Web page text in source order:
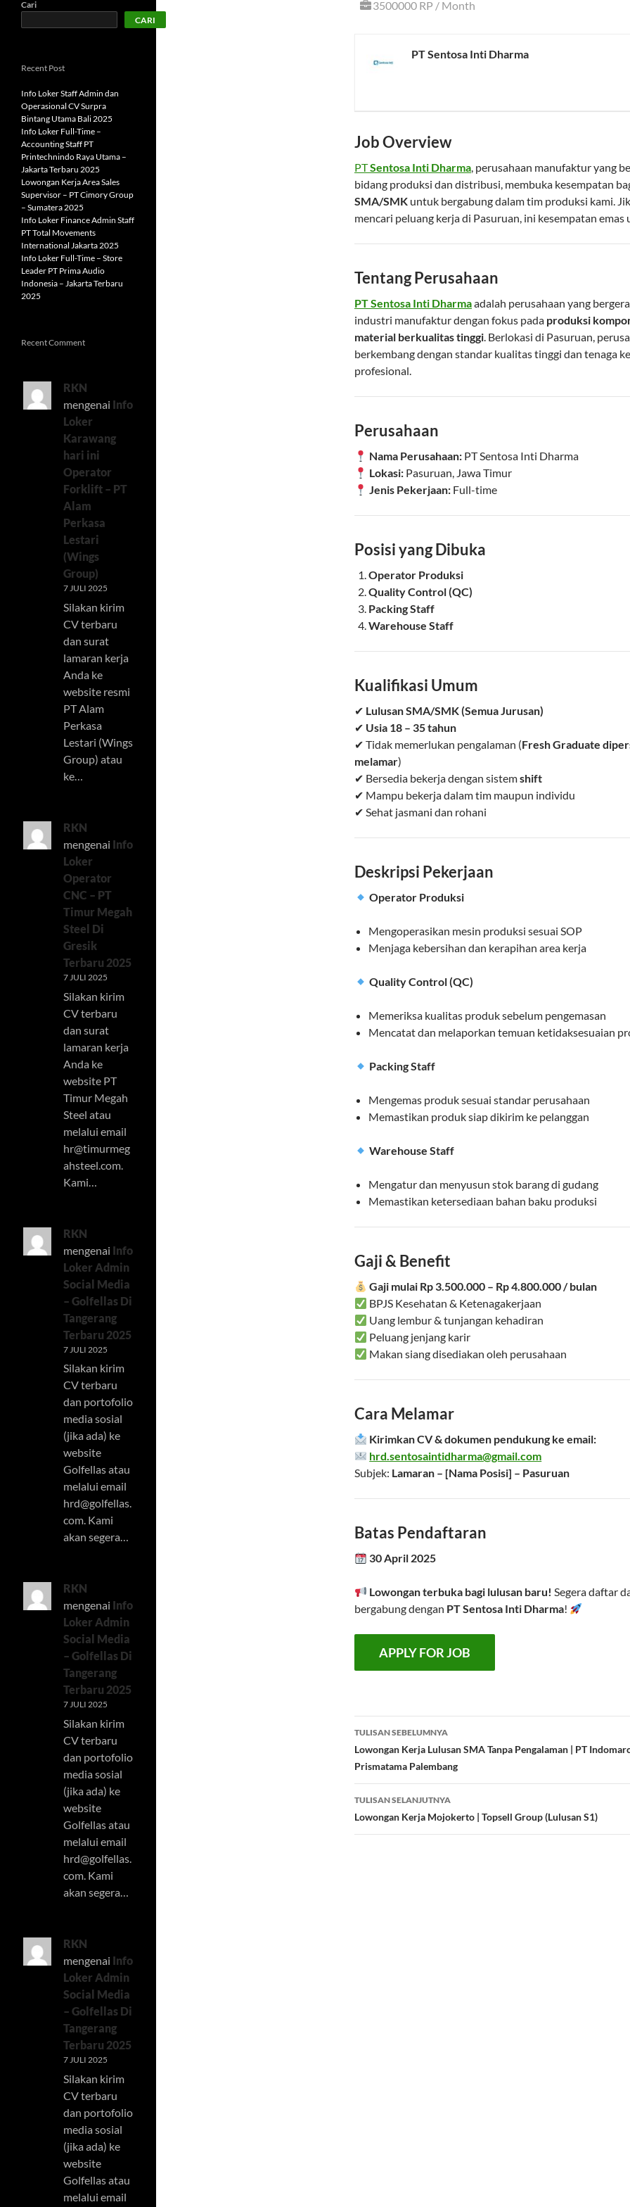
3500000 RP / Month
PT Sentosa Inti Dharma
Job Overview
PTSentosa Inti Dharma, perusahaan manufaktur yang
bidang produksi dan distribusi, membuka kesempatan
SMA/SMK untuk bergabung dalam tim produksi kami.
mencari peluang kerja di Pasuruan, ini kesempatan emas
Tentang Perusahaan
PT Sentosa Inti Dharmaadalah perusahaan yang
industri manufaktur dengan fokus pada produksi
material berkualitas tinggi. Berlokasi di Pasuruan,
berkembang dengan standar kualitas tinggi dan tenaga
profesional.
Perusahaan
Nama Perusahaan: PT Sentosa Inti Dharma
Lokasi: Pasuruan, Jawa Timur
Jenis Pekerjaan: Full-time
Posisi yang Dibuka
Operator Produksi
Quality Control (QC)
Packing Staff
Warehouse Staff
Kualifikasi Umum
✔ Lulusan SMA/SMK (Semua Jurusan)
✔ Usia 18 – 35 tahun
✔ Tidak memerlukan pengalaman (Fresh Graduate
melamar)
✔ Bersedia bekerja dengan sistemshift
✔ Mampu bekerja dalam tim maupun individu
✔ Sehat jasmani dan rohani
Deskripsi Pekerjaan
Operator Produksi
Mengoperasikan mesin produksi sesuai SOP
Menjaga kebersihan dan kerapihan area kerja
Quality Control (QC)
Memeriksa kualitas produk sebelum pengemasan
Mencatat dan melaporkan temuan ketidaksesuaian
Packing Staff
Mengemas produk sesuai standar perusahaan
Memastikan produk siap dikirim ke pelanggan
Warehouse Staff
Mengatur dan menyusun stok barang di gudang
Memastikan ketersediaan bahan baku produksi
Gaji & Benefit
Gaji mulai Rp 3.500.000 – Rp 4.800.000 / bulan
BPJS Kesehatan & Ketenagakerjaan
Uang lembur & tunjangan kehadiran
Peluang jenjang karir
Makan siang disediakan oleh perusahaan
Cara Melamar
Kirimkan CV & dokumen pendukung ke email:
hrd.sentosaintidharma@gmail.com
Subjek: Lamaran – [Nama Posisi] – Pasuruan
Batas Pendaftaran
30 April 2025
Lowongan terbuka bagi lulusan baru! Segera daftar
bergabung dengan PT Sentosa Inti Dharma!
Navigasi
Tulisan
TULISAN SEBELUMNYA
Lowongan Kerja Lulusan SMA Tanpa Pengalaman | PT
Prismatama Palembang
TULISAN SELANJUTNYA
Lowongan Kerja Mojokerto | Topsell Group (Lulusan S1)
Cari
CARI
Recent Post
Info Loker Staff Admin dan
Operasional CV Surpra
Bintang Utama Bali 2025
Info Loker Full-Time –
Accounting Staff PT
Printechnindo Raya Utama –
Jakarta Terbaru 2025
Lowongan Kerja Area Sales
Supervisor – PT Cimory Group
– Sumatera 2025
Info Loker Finance Admin Staff
PT Total Movements
International Jakarta 2025
Info Loker Full-Time – Store
Leader PT Prima Audio
Indonesia – Jakarta Terbaru
2025
Recent Comment
RKN
mengenai Info
Loker
Karawang
hari ini
Operator
Forklift – PT
Alam
Perkasa
Lestari
(Wings
Group)
7 JULI 2025
Silakan kirim
CV terbaru
dan surat
lamaran kerja
Anda ke
website resmi
PT Alam
Perkasa
Lestari (Wings
Group) atau
ke…
RKN
mengenai Info
Loker
Operator
CNC – PT
Timur Megah
Steel Di
Gresik
Terbaru 2025
7 JULI 2025
Silakan kirim
CV terbaru
dan surat
lamaran kerja
Anda ke
website PT
Timur Megah
Steel atau
melalui email
hr@timurmeg
ahsteel.com
Kami…
RKN
mengenai Info
Loker Admin
Social Media
– Golfellas Di
Tangerang
Terbaru 2025
7 JULI 2025
Silakan kirim
CV terbaru
dan portofolio
media sosial
(jika ada) ke
website
Golfellas atau
melalui email
hrd@golfellas.
com. Kami
akan segera…
RKN
mengenai Info
Loker Admin
Social Media
– Golfellas Di
Tangerang
Terbaru 2025
7 JULI 2025
Silakan kirim
CV terbaru
dan portofolio
media sosial
(jika ada) ke
website
Golfellas atau
melalui email
hrd@golfellas.
com. Kami
akan segera…
RKN
mengenai Info
Loker Admin
Social Media
– Golfellas Di
Tangerang
Terbaru 2025
7 JULI 2025
Silakan kirim
CV terbaru
dan portofolio
media sosial
(jika ada) ke
website
Golfellas atau
melalui email